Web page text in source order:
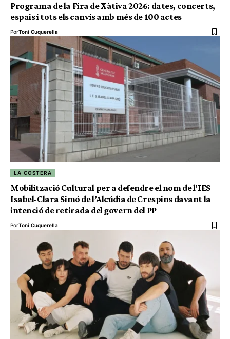
Programa de la Fira de Xàtiva 2026: dates, concerts,
espais i tots els canvis amb més de 100 actes
PorToni Cuquerella
LA COSTERA
Mobilització Cultural per a defendre el nom de l’IES
Isabel-Clara Simó de l’Alcúdia de Crespins davant la
intenció de retirada del govern del PP
PorToni Cuquerella